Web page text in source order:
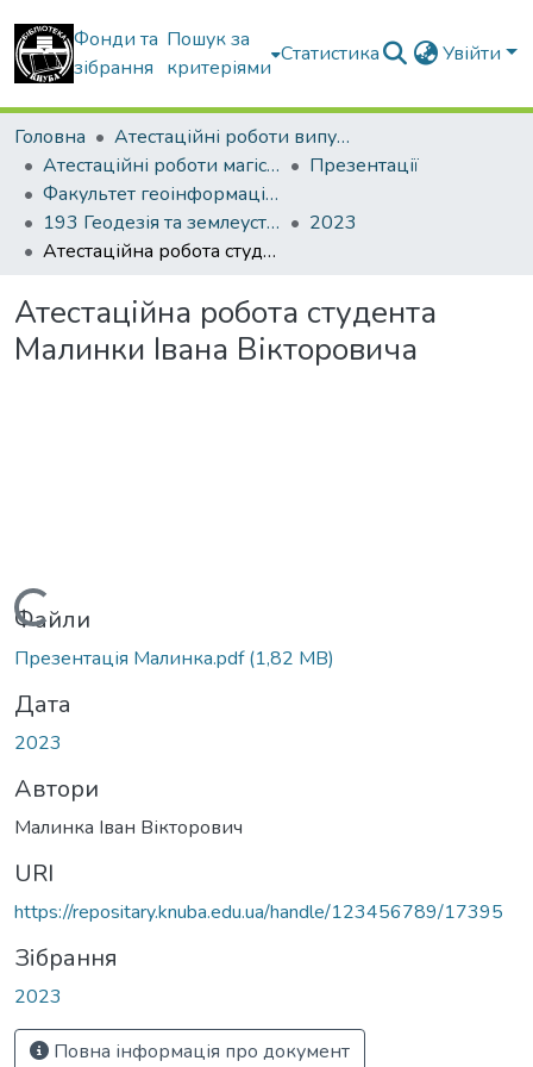
Фонди та
зібрання
Пошук за
критеріями
Статистика Увійти
Головна
Атестаційні роботи випускників
Атестаційні роботи магістрів
Презентації
Факультет геоінформаційних систем та управління територіями
193 Геодезія та землеустрій. Геодезія
2023
Атестаційна робота студента Малинки Івана Вікторовича
Атестаційна робота студента
Малинки Івана Вікторовича
Вантажиться...
Файли
Презентація Малинка.pdf(1,82 MB)
Дата
2023
Автори
Малинка Іван Вікторович
URI
https://repositary.knuba.edu.ua/handle/123456789/17395
Зібрання
2023
Повна інформація про документ